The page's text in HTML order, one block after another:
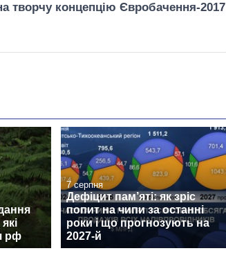
творчу концепцію Євробачення-2017
рф
7 серпня
Дефіцит пам’яті: як зріс
попит на чипи за останні
роки і що прогнозують на
2027-й